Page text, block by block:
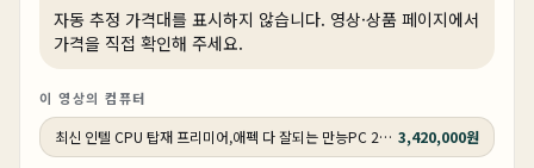
자동 추정 가격대를 표시하지 않습니다. 영상·상품 페이지에서
가격을 직접 확인해 주세요.
이 영상의 컴퓨터
최신 인텔 CPU 탑재 프리미어,애펙 다 잘되는 만능PC 270K RTX 5060 Ti 16GB 추천PC VY114 3,420,000원